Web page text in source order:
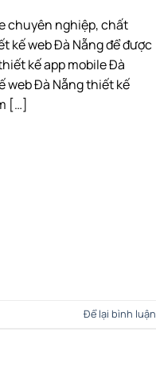
chuyên nghiệp, chất
kế web Đà Nẵng để được
kế app mobile Đà
web Đà Nẵng thiết kế
[…]
Để lại bình luận